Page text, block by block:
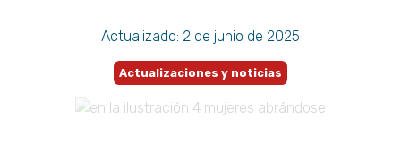
Actualizado: 2 de junio de 2025
Actualizaciones y noticias